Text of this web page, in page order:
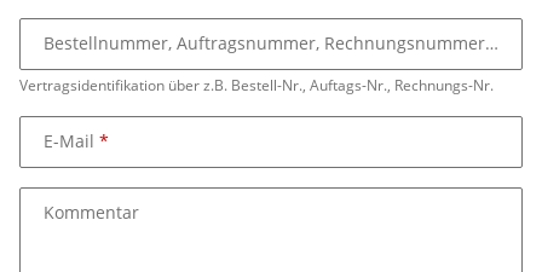
Vertragsidentifikation über z.B. Bestell-Nr., Auftags-Nr., Rechnungs-Nr.
Bestellnummer, Auftragsnummer, Rechnungsnummer
E-Mail
Kommentar